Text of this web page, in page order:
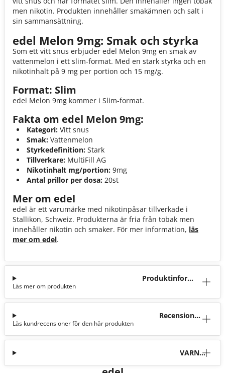
men nikotin. Produkten innehåller smakämnen och salt i
sin sammansättning.
edel Melon 9mg: Smak och styrka
Som ett vitt snus erbjuder edel Melon 9mg en smak av
vattenmelon i ett slim-format. Med en stark styrka och en
nikotinhalt på 9 mg per portion och 15 mg/g.
Format: Slim
edel Melon 9mg kommer i Slim-format.
Fakta om edel Melon 9mg:
Kategori: Vitt snus
Smak: Vattenmelon
Styrkedefinition: Stark
Tillverkare: MultiFill AG
Nikotinhalt mg/portion: 9mg
Antal prillor per dosa: 20st
Mer om edel
edel är ett varumärke med nikotinpåsar tillverkade i
Stallikon, Schweiz. Produkterna är fria från tobak men
innehåller nikotin och smaker. För mer information, läs
mer om edel.
Produktinforma
Läs mer om produkten
Recensioner
Läs kundrecensioner för den här produkten
VARNI